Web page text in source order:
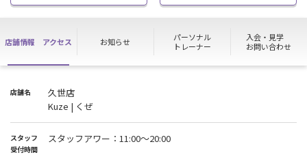
店舗情報 アクセス お知らせ
パーソナル
トレーナー
入会・見学
お問い合わせ
店舗名
久世店
Kuze | くぜ
スタッフ
受付時間
スタッフアワー：11:00～20:00